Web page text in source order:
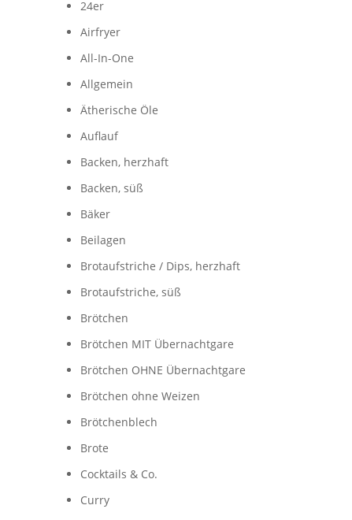
24er
Airfryer
All-In-One
Allgemein
Ätherische Öle
Auflauf
Backen, herzhaft
Backen, süß
Bäker
Beilagen
Brotaufstriche / Dips, herzhaft
Brotaufstriche, süß
Brötchen
Brötchen MIT Übernachtgare
Brötchen OHNE Übernachtgare
Brötchen ohne Weizen
Brötchenblech
Brote
Cocktails & Co.
Curry